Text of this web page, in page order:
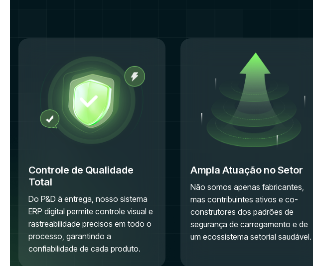
Controle de Qualidade
Total
Do P&D à entrega, nosso sistema
ERP digital permite controle visual e
rastreabilidade precisos em todo o
processo, garantindo a
confiabilidade de cada produto.
Ampla Atuação no Setor
Não somos apenas fabricantes,
mas contribuintes ativos e co-
construtores dos padrões de
segurança de carregamento e de
um ecossistema setorial saudável.